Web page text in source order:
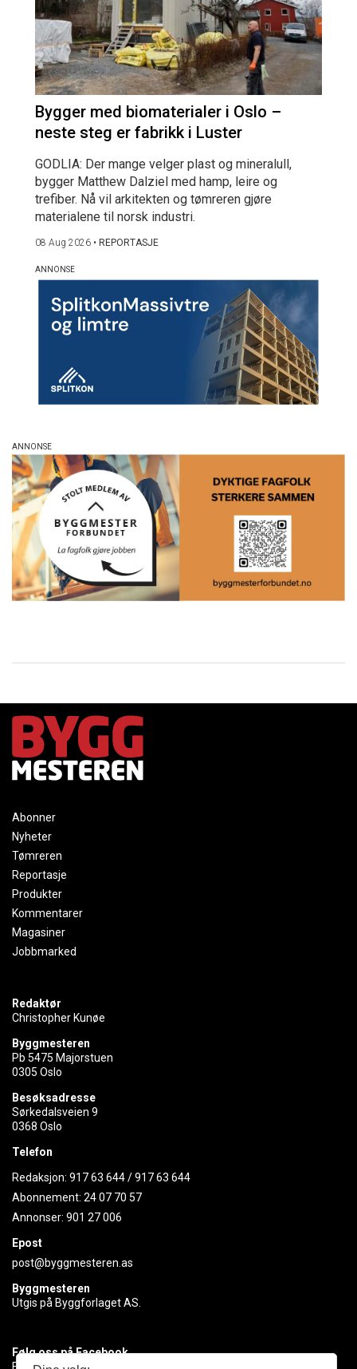
Bygger med biomaterialer i Oslo –
neste steg er fabrikk i Luster
GODLIA: Der mange velger plast og mineralull,
bygger Matthew Dalziel med hamp, leire og
trefiber. Nå vil arkitekten og tømreren gjøre
materialene til norsk industri.
08 Aug 2026 • REPORTASJE
Abonner
Nyheter
Tømreren
Reportasje
Produkter
Kommentarer
Magasiner
Jobbmarked
Redaktør
Christopher Kunøe
Byggmesteren
Pb 5475 Majorstuen
0305 Oslo
Besøksadresse
Sørkedalsveien 9
0368 Oslo
Telefon
Redaksjon: 917 63 644/917 63 644
Abonnement: 24 07 70 57
Annonser: 901 27 006
Epost
post@byggmesteren.as
Byggmesteren
Utgis på Byggforlaget AS.
Følg oss på Facebook
Få med deg det siste innen byggebransjen